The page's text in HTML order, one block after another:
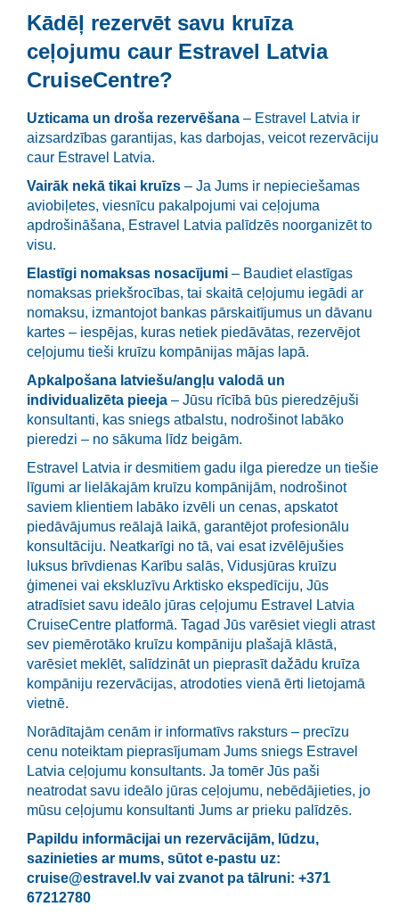
Kādēļ rezervēt savu kruīza
ceļojumu caur Estravel Latvia
CruiseCentre?
Uzticama un droša rezervēšana – Estravel Latvia ir
aizsardzības garantijas, kas darbojas, veicot rezervāciju
caur Estravel Latvia.
Vairāk nekā tikai kruīzs – Ja Jums ir nepieciešamas
aviobiļetes, viesnīcu pakalpojumi vai ceļojuma
apdrošināšana, Estravel Latvia palīdzēs noorganizēt to
visu.
Elastīgi nomaksas nosacījumi – Baudiet elastīgas
nomaksas priekšrocības, tai skaitā ceļojumu iegādi ar
nomaksu, izmantojot bankas pārskaitījumus un dāvanu
kartes – iespējas, kuras netiek piedāvātas, rezervējot
ceļojumu tieši kruīzu kompānijas mājas lapā.
Apkalpošana latviešu/angļu valodā un
individualizēta pieeja – Jūsu rīcībā būs pieredzējuši
konsultanti, kas sniegs atbalstu, nodrošinot labāko
pieredzi – no sākuma līdz beigām.
Estravel Latvia ir desmitiem gadu ilga pieredze un tiešie
līgumi ar lielākajām kruīzu kompānijām, nodrošinot
saviem klientiem labāko izvēli un cenas, apskatot
piedāvājumus reālajā laikā, garantējot profesionālu
konsultāciju. Neatkarīgi no tā, vai esat izvēlējušies
luksus brīvdienas Karību salās, Vidusjūras kruīzu
ģimenei vai ekskluzīvu Arktisko ekspedīciju, Jūs
atradīsiet savu ideālo jūras ceļojumu Estravel Latvia
CruiseCentre platformā. Tagad Jūs varēsiet viegli atrast
sev piemērotāko kruīzu kompāniju plašajā klāstā,
varēsiet meklēt, salīdzināt un pieprasīt dažādu kruīza
kompāniju rezervācijas, atrodoties vienā ērti lietojamā
vietnē.
Norādītajām cenām ir informatīvs raksturs – precīzu
cenu noteiktam pieprasījumam Jums sniegs Estravel
Latvia ceļojumu konsultants. Ja tomēr Jūs paši
neatrodat savu ideālo jūras ceļojumu, nebēdājieties, jo
mūsu ceļojumu konsultanti Jums ar prieku palīdzēs.
Papildu informācijai un rezervācijām, lūdzu,
sazinieties ar mums, sūtot e-pastu uz:
cruise@estravel.lv vai zvanot pa tālruni: +371
67212780